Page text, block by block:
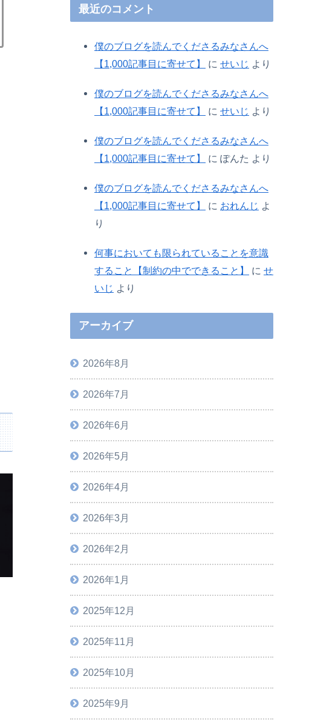
最近のコメント
僕のブログを読んでくださるみなさんへ
【1,000記事目に寄せて】
に せいじ より
僕のブログを読んでくださるみなさんへ
【1,000記事目に寄せて】
に せいじ より
僕のブログを読んでくださるみなさんへ
【1,000記事目に寄せて】
に ぽんた より
僕のブログを読んでくださるみなさんへ
【1,000記事目に寄せて】
に おれんじ よ
り
何事においても限られていることを意識
すること【制約の中でできること】
に せ
いじ より
アーカイブ
2026年8月
2026年7月
2026年6月
2026年5月
2026年4月
2026年3月
2026年2月
2026年1月
2025年12月
2025年11月
2025年10月
2025年9月